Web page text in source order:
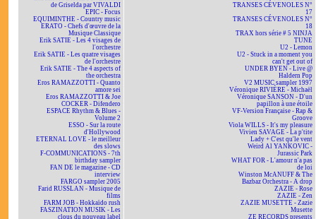
de Griselda par VIVALDI
EPIC - Focus
EQUIMINTHE - Country music
ERATO - Chefs d'œuvre de la
Musique Classique
Erik SATIE - Les 4 visages de
l'orchestre
Erik SATIE - Les quatre visages
de l'orchestre
Erik SATIE - The 4 aspects of
the orchestra
Eros RAMAZZOTTI - Quanto
amore sei
Eros RAMAZZOTTI & Joe
COCKER - Difendero
ESPACE Rhythm & Blues -
Volume 2
ESSO - Sur la route
d'Hollywood
ETERNAL LOVE - le meilleur
des slows
F-COMMUNICATIONS - 7th
birthday sampler
FAN DE le magazine - CD
interview
FARGO sampler 2005
Farid RUSSLAN - Musique de
films
FARM JOB - Hokkaïdo rush
FASZINATION MUSIK - Les
clous du nouveau label
TRANSES CÉVENOLES N°
17
TRANSES CÉVENOLES N°
18
TRAX hors série # 5 NINJA
TUNE
U2 - Lemon
U2 - Stuck in a moment you
can't get out of
UNDER BYEN - Live @
Haldern Pop
V2 MUSIC sampler 1997
Véronique RIVIÈRE - Michaël
Véronique SANSON - D'un
papillon à une étoile
VF-Version Française - Rap &
Groove
Viola WILLS - It's my pleasure
Vivien SAVAGE - La p'tite
Lady + C'est qu'le vent
Weird Al YANKOVIC -
Jurassic Park
WHAT FOR - L'amour n'a pas
de loi
Winston McANUFF & The
Bazbaz Orchestra - A drop
ZAZIE - Rose
ZAZIE - Zen
ZAZIE MUSETTE - Zazie
Musette
ZE RECORDS presents